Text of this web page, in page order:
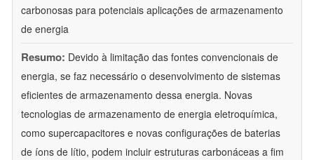
carbonosas para potenciais aplicações de armazenamento
de energia
Resumo: Devido à limitação das fontes convencionais de
energia, se faz necessário o desenvolvimento de sistemas
eficientes de armazenamento dessa energia. Novas
tecnologias de armazenamento de energia eletroquímica,
como supercapacitores e novas configurações de baterias
de íons de lítio, podem incluir estruturas carbonáceas a fim